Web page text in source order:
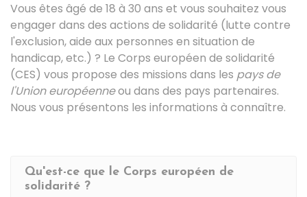
Vous êtes âgé de 18 à 30 ans et vous souhaitez vous
engager dans des actions de solidarité (lutte contre
l'exclusion, aide aux personnes en situation de
handicap, etc.) ? Le Corps européen de solidarité
(CES) vous propose des missions dans les pays de
l'Union européenneou dans des pays partenaires.
Nous vous présentons les informations à connaître.
Qu'est-ce que le Corps européen de
solidarité ?